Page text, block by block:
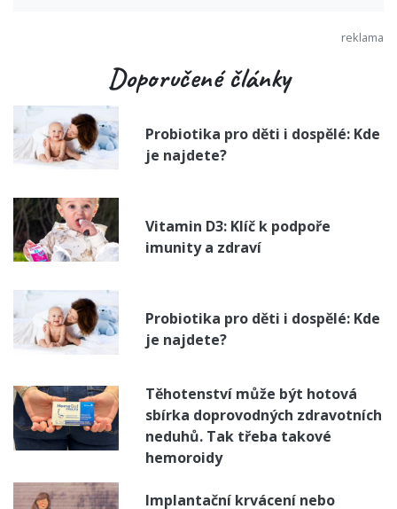
Doporučené články
Probiotika pro děti i dospělé: Kde
je najdete?
Vitamin D3: Klíč k podpoře
imunity a zdraví
Probiotika pro děti i dospělé: Kde
je najdete?
Těhotenství může být hotová
sbírka doprovodných zdravotních
neduhů. Tak třeba takové
hemoroidy
Implantační krvácení nebo